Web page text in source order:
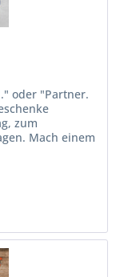
oder "Partner.
zum
Mach einem